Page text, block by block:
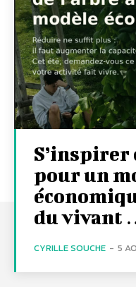
S’inspirer
pour un
du vivant
CYRILLE SOUCHE - 5